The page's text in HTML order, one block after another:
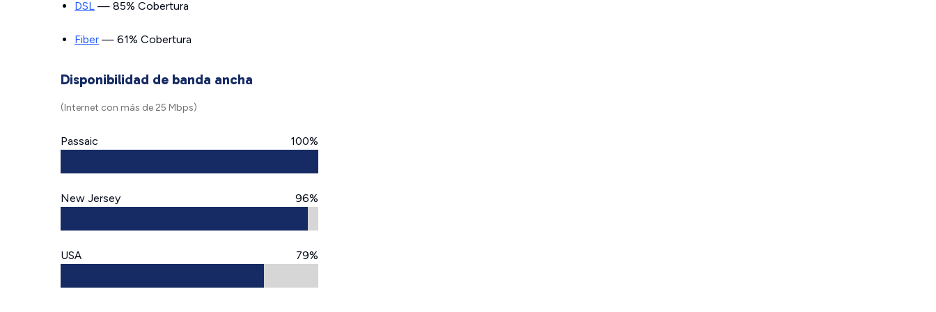
DSL — 85% Cobertura
Fiber — 61% Cobertura
Disponibilidad de banda ancha
(Internet con más de 25 Mbps)
Passaic 100%
New Jersey 96%
USA 79%